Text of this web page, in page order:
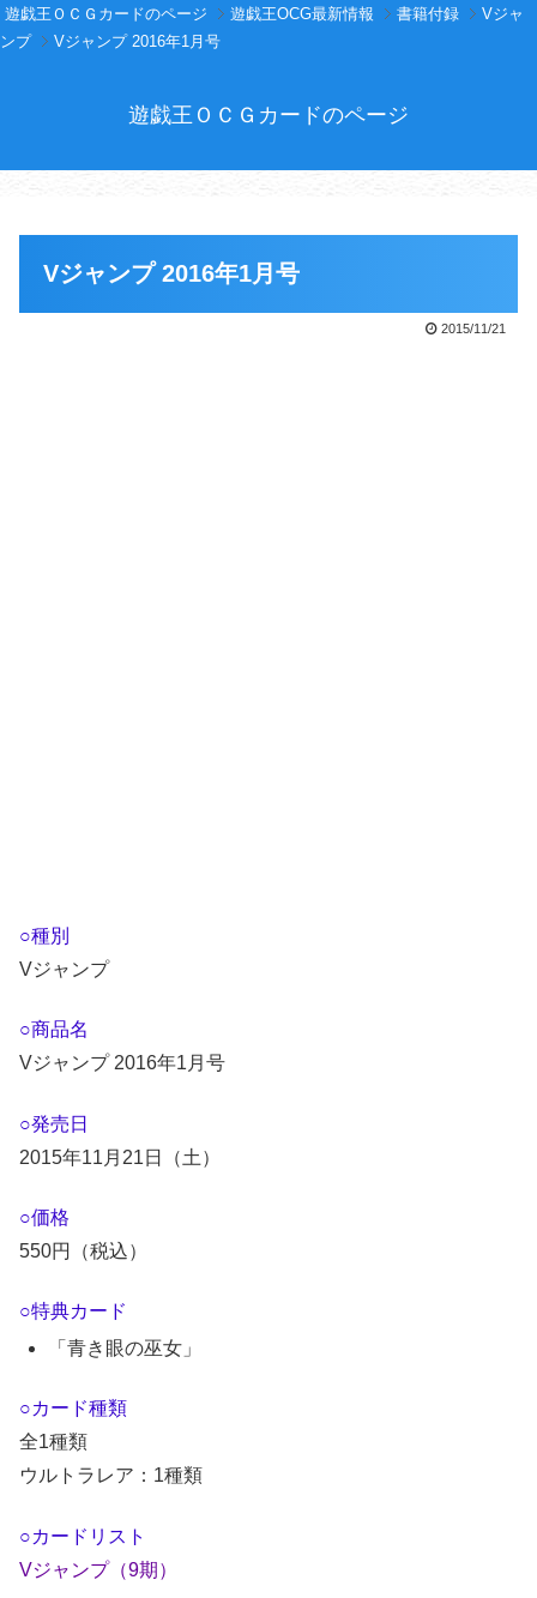
遊戯王ＯＣＧカードのページ 遊戯王OCG最新情報 書籍付録
Vジャ
ンプ
Vジャンプ 2016年1月号
遊戯王ＯＣＧカードのページ
Vジャンプ 2016年1月号
2015/11/21
○種別
Vジャンプ
○商品名
Vジャンプ 2016年1月号
○発売日
2015年11月21日（土）
○価格
550円（税込）
○特典カード
「青き眼の巫女」
○カード種類
全1種類
ウルトラレア：1種類
○カードリスト
Vジャンプ（9期）